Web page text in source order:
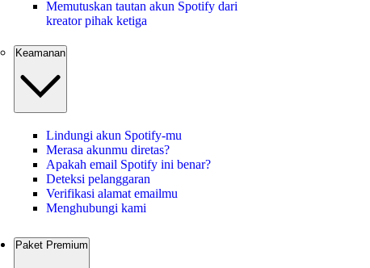
Memutuskan tautan akun Spotify dari
kreator pihak ketiga
Keamanan
Lindungi akun Spotify-mu
Merasa akunmu diretas?
Apakah email Spotify ini benar?
Deteksi pelanggaran
Verifikasi alamat emailmu
Menghubungi kami
Paket Premium